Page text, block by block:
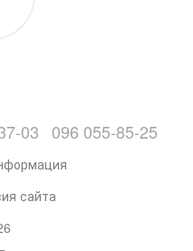
03 096 055-85-25
сайта